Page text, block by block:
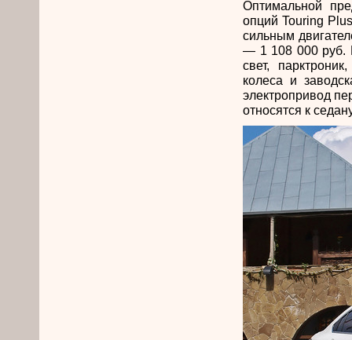
Оптимальной
опций Touring
сильным
— 1 108 000 руб.
свет,
колеса и
электропривод
относятся к